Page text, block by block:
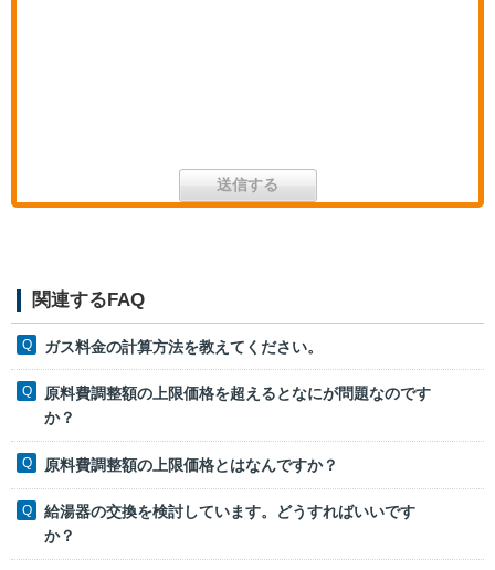
関連するFAQ
ガス料金の計算方法を教えてください。
原料費調整額の上限価格を超えるとなにが問題なのです
か？
原料費調整額の上限価格とはなんですか？
給湯器の交換を検討しています。どうすればいいです
か？